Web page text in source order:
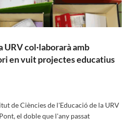
URV col·laborarà amb
en vuit projectes educatius
de Ciències de l'Educació de la URV
el doble que l'any passat